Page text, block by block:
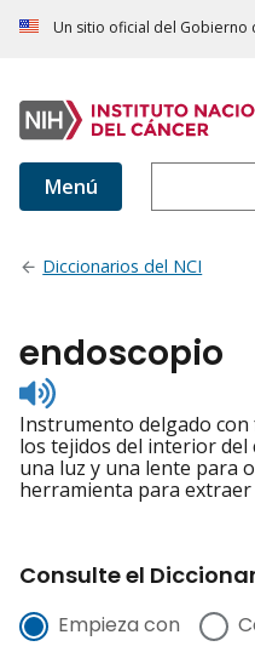
Un sitio oficial del Gobierno
Menú
Diccionarios del NCI
endoscopio
Listen
to
pronunciation
Instrumento delgado
los tejidos del interior
una luz y una lente para
herramienta para extraer
Consulte el
Empieza con